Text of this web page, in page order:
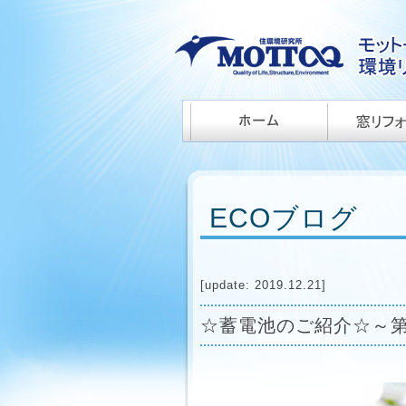
ECOブログ
[update: 2019.12.21]
☆蓄電池のご紹介☆～